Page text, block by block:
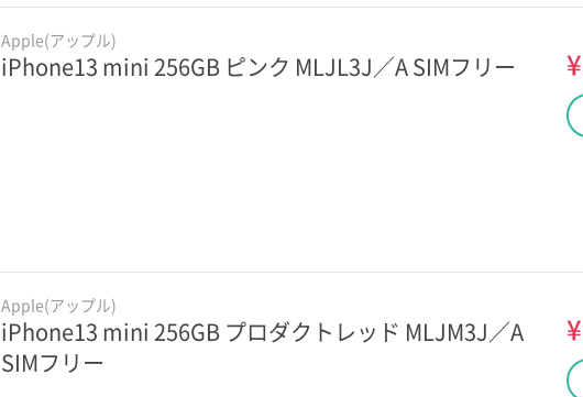
Apple(アップル)
iPhone13 mini 256GB ピンク MLJL3J／A SIMフリー ¥
Apple(アップル)
iPhone13 mini 256GB プロダクトレッド MLJM3J／A
SIMフリー
¥